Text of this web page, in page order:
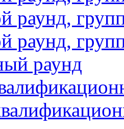
раунд,
раунд,
раунд